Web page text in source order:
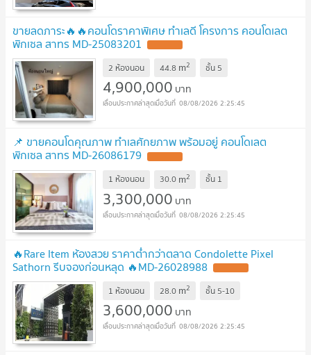
ขายลดภาระ🔥🔥คอนโดราคาพิเศษ ทำเลดี โครงการ คอนโดเลต
พิกเซล สาทร MD-25083201
2 ห้องนอน 44.8 m2 ชั้น 5
4,900,000 บาท
08/08/2026 2:25:45
📌 ขายคอนโดคุณภาพ ทำเลศักยภาพ พร้อมอยู่ คอนโดเลต
พิกเซล สาทร MD-26086179
1 ห้องนอน 30.0 m2 ชั้น 1
3,300,000 บาท
08/08/2026 2:25:45
🔥Rare Item ห้องสวย ราคาต่ำกว่าตลาด Condolette Pixel
Sathorn รีบจองก่อนหลุด 🔥MD-26028988
1 ห้องนอน 28.0 m2 ชั้น 5-10
3,600,000 บาท
08/08/2026 2:25:45